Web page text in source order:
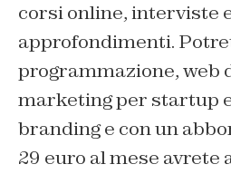
corsi online, interviste
approfondimenti.
programmazione, web
marketing per startup
branding e con un
29 euro al mese avrete